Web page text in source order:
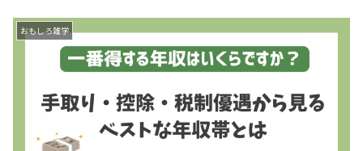
おもしろ雑学